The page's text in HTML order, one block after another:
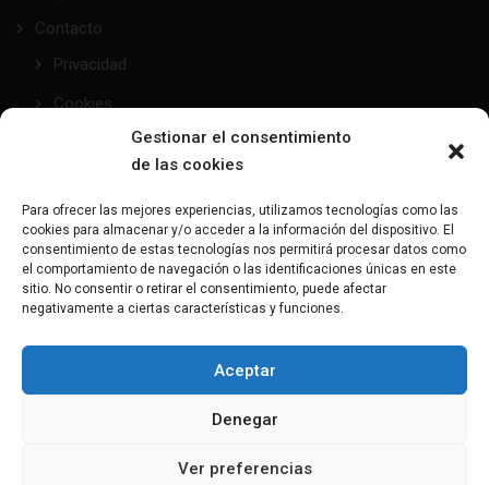
Gestionar el consentimiento
de las cookies
Para ofrecer las mejores experiencias, utilizamos tecnologías como las
cookies para almacenar y/o acceder a la información del dispositivo. El
consentimiento de estas tecnologías nos permitirá procesar datos como
el comportamiento de navegación o las identificaciones únicas en este
sitio. No consentir o retirar el consentimiento, puede afectar
negativamente a ciertas características y funciones.
Aceptar
Denegar
Ver preferencias
Contacto
Privacidad
Cookies
taller@mundofetish.com
Envía un email
(+34) 681 104 993
C/Maresme, 28 - 08191 - Rubí
Aquí nos encontrarás